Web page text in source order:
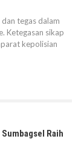
tegas dalam
Ketegasan sikap
kepolisian
Raih